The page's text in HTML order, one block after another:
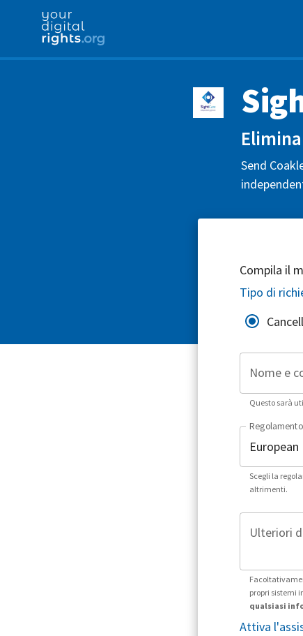
Send
Compila il
Tipo di
Nome e
Questo sarà
Regolamento
Scegli la
altrimenti.
Ulteriori
propri sistemi
qualsiasi
Attiva